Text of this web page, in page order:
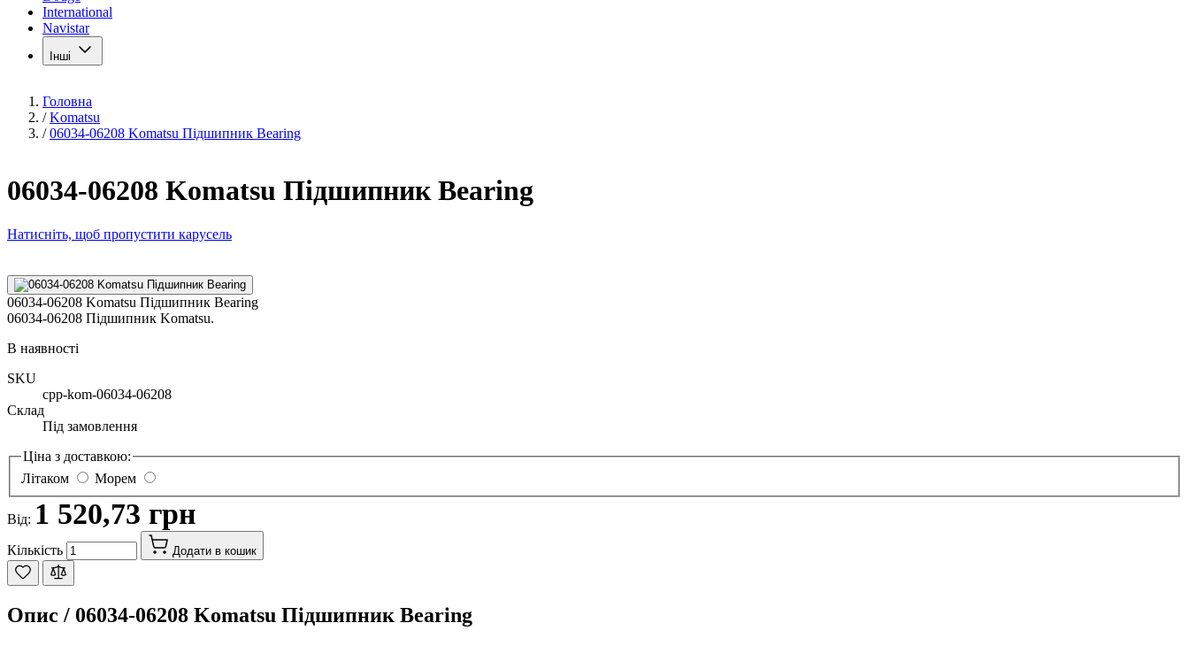
International
Navistar
Інші
Головна
/ Komatsu
/ 06034-06208 Komatsu Підшипник Bearing
06034-06208 Komatsu Підшипник Bearing
Натисніть, щоб пропустити карусель
06034-06208 Komatsu Підшипник Bearing
06034-06208 Підшипник Komatsu.
В наявності
SKU
cpp-kom-06034-06208
Склад
Під замовлення
Ціна з доставкою:
Літаком
Морем
Від: 1 520,73 грн
Кількість Додати в кошик
Опис / 06034-06208 Komatsu Підшипник Bearing